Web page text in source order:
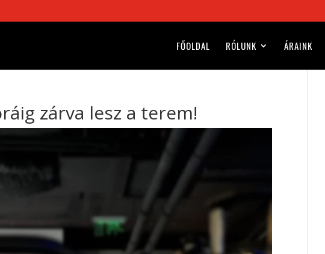
FŐOLDAL RÓLUNK ÁRAINK
zárva lesz a terem!